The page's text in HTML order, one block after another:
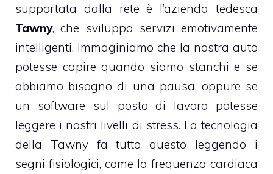
supportata dalla rete è l’azienda tedesca
Tawny, che sviluppa servizi emotivamente
intelligenti. Immaginiamo che la nostra auto
potesse capire quando siamo stanchi e se
abbiamo bisogno di una pausa, oppure se
un software sul posto di lavoro potesse
leggere i nostri livelli di stress. La tecnologia
della Tawny fa tutto questo leggendo i
segni fisiologici, come la frequenza cardiaca